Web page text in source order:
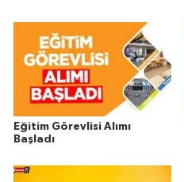
Eğitim Görevlisi Alımı
Başladı